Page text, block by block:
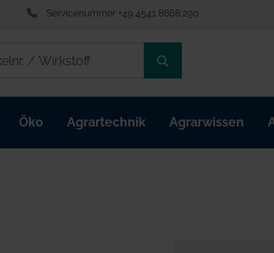
Servicenummer +49 4541 8668 290
/
ARTIKELNR.
/
Öko Agrartechnik Agrarwissen